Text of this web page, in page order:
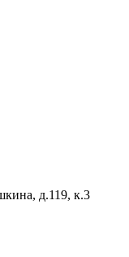
д.119, к.3